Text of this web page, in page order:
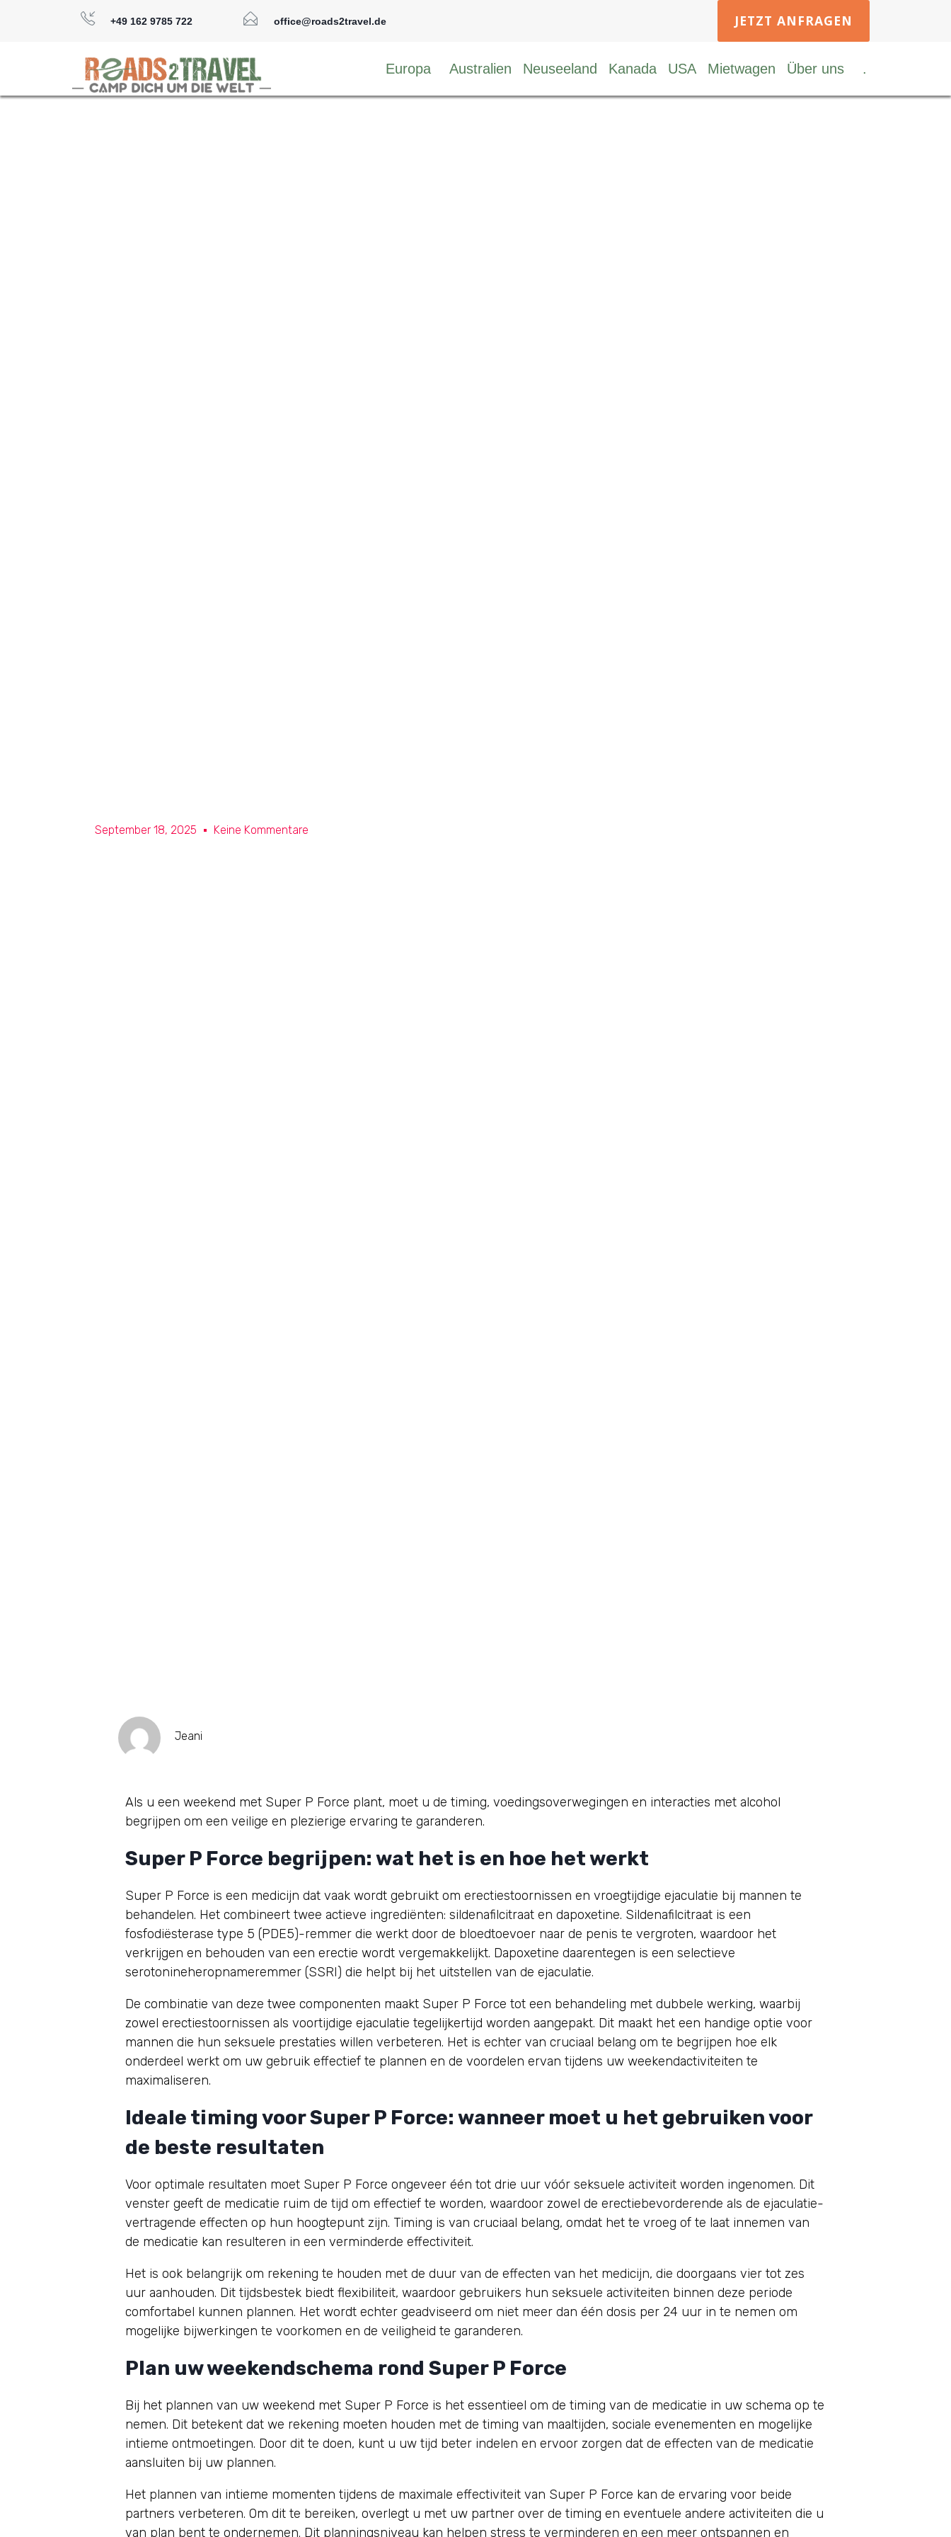
+49 162 9785 722 office@roads2travel.de JETZT ANFRAGEN
Europa Australien Neuseeland Kanada USA Mietwagen Über uns .
September 18, 2025 Keine Kommentare
Jeani
Als u een weekend met Super P Force plant, moet u de timing, voedingsoverwegingen en interacties met alcohol
begrijpen om een ​​veilige en plezierige ervaring te garanderen.
Super P Force begrijpen: wat het is en hoe het werkt
Super P Force is een medicijn dat vaak wordt gebruikt om erectiestoornissen en vroegtijdige ejaculatie bij mannen te
behandelen. Het combineert twee actieve ingrediënten: sildenafilcitraat en dapoxetine. Sildenafilcitraat is een
fosfodiësterase type 5 (PDE5)-remmer die werkt door de bloedtoevoer naar de penis te vergroten, waardoor het
verkrijgen en behouden van een erectie wordt vergemakkelijkt. Dapoxetine daarentegen is een selectieve
serotonineheropnameremmer (SSRI) die helpt bij het uitstellen van de ejaculatie.
De combinatie van deze twee componenten maakt Super P Force tot een behandeling met dubbele werking, waarbij
zowel erectiestoornissen als voortijdige ejaculatie tegelijkertijd worden aangepakt. Dit maakt het een handige optie voor
mannen die hun seksuele prestaties willen verbeteren. Het is echter van cruciaal belang om te begrijpen hoe elk
onderdeel werkt om uw gebruik effectief te plannen en de voordelen ervan tijdens uw weekendactiviteiten te
maximaliseren.
Ideale timing voor Super P Force: wanneer moet u het gebruiken voor
de beste resultaten
Voor optimale resultaten moet Super P Force ongeveer één tot drie uur vóór seksuele activiteit worden ingenomen. Dit
venster geeft de medicatie ruim de tijd om effectief te worden, waardoor zowel de erectiebevorderende als de ejaculatie-
vertragende effecten op hun hoogtepunt zijn. Timing is van cruciaal belang, omdat het te vroeg of te laat innemen van
de medicatie kan resulteren in een verminderde effectiviteit.
Het is ook belangrijk om rekening te houden met de duur van de effecten van het medicijn, die doorgaans vier tot zes
uur aanhouden. Dit tijdsbestek biedt flexibiliteit, waardoor gebruikers hun seksuele activiteiten binnen deze periode
comfortabel kunnen plannen. Het wordt echter geadviseerd om niet meer dan één dosis per 24 uur in te nemen om
mogelijke bijwerkingen te voorkomen en de veiligheid te garanderen.
Plan uw weekendschema rond Super P Force
Bij het plannen van uw weekend met Super P Force is het essentieel om de timing van de medicatie in uw schema op te
nemen. Dit betekent dat we rekening moeten houden met de timing van maaltijden, sociale evenementen en mogelijke
intieme ontmoetingen. Door dit te doen, kunt u uw tijd beter indelen en ervoor zorgen dat de effecten van de medicatie
aansluiten bij uw plannen.
Het plannen van intieme momenten tijdens de maximale effectiviteit van Super P Force kan de ervaring voor beide
partners verbeteren. Om dit te bereiken, overlegt u met uw partner over de timing en eventuele andere activiteiten die u
van plan bent te ondernemen. Dit planningsniveau kan helpen stress te verminderen en een meer ontspannen en